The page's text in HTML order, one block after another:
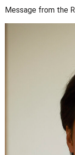
Message from the